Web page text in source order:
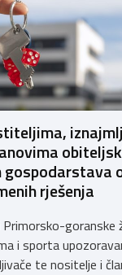
rješenja
goranske
i sporta
te nositelje i